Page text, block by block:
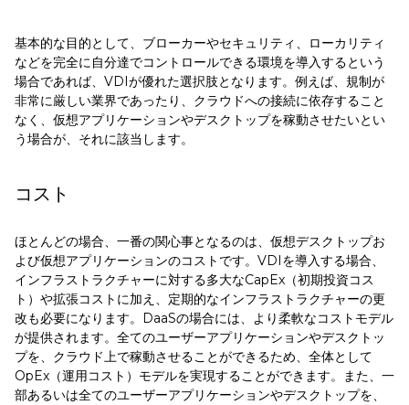
基本的な目的として、ブローカーやセキュリティ、ローカリティ
などを完全に自分達でコントロールできる環境を導入するという
場合であれば、VDIが優れた選択肢となります。例えば、規制が
非常に厳しい業界であったり、クラウドへの接続に依存すること
なく、仮想アプリケーションやデスクトップを稼動させたいとい
う場合が、それに該当します。
コスト
ほとんどの場合、一番の関心事となるのは、仮想デスクトップお
よび仮想アプリケーションのコストです。VDIを導入する場合、
インフラストラクチャーに対する多大なCapEx（初期投資コス
ト）や拡張コストに加え、定期的なインフラストラクチャーの更
改も必要になります。DaaSの場合には、より柔軟なコストモデル
が提供されます。全てのユーザーアプリケーションやデスクトッ
プを、クラウド上で稼動させることができるため、全体として
OpEx（運用コスト）モデルを実現することができます。また、一
部あるいは全てのユーザーアプリケーションやデスクトップを、